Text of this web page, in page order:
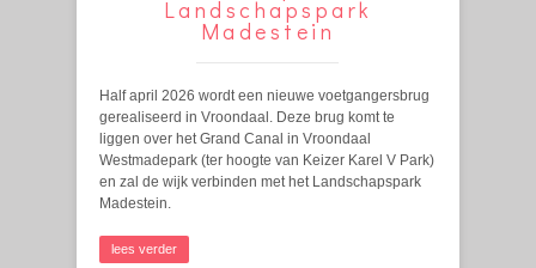
Landschapspark
Madestein
Half april 2026 wordt een nieuwe voetgangersbrug
gerealiseerd in Vroondaal. Deze brug komt te
liggen over het Grand Canal in Vroondaal
Westmadepark (ter hoogte van Keizer Karel V Park)
en zal de wijk verbinden met het Landschapspark
Madestein.
lees verder